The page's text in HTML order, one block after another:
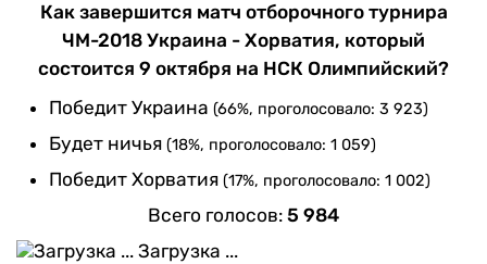
Как завершится матч отборочного турнира
ЧМ-2018 Украина - Хорватия, который
состоится 9 октября на НСК Олимпийский?
Победит Украина (66%, проголосовало: 3 923)
Будет ничья (18%, проголосовало: 1 059)
Победит Хорватия (17%, проголосовало: 1 002)
Всего голосов: 5 984
Загрузка ...